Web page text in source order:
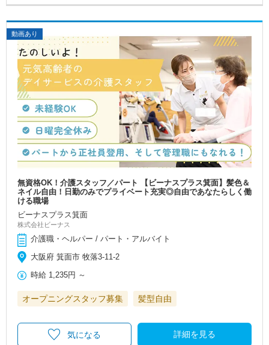
動画あり
無資格OK！介護スタッフ／パート 【ビーナスプラス箕面】髪色＆
ネイル自由！日勤のみでプライベート充実◎自由であなたらしく働
ける職場
ビーナスプラス箕面
株式会社ビーナス
介護職・ヘルパー / パート・アルバイト
大阪府 箕面市 牧落3-11-2
時給 1,235円 ～
オープニングスタッフ募集 髪型自由
詳細を見る
気になる